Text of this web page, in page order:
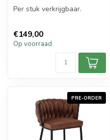
Per stuk verkrijgbaar.
€149,00
Op voorraad
PRE-ORDER